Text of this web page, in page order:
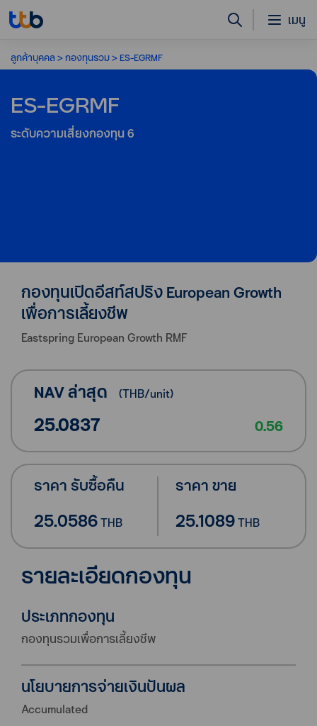
เมนู
ลูกค้าบุคคล กองทุนรวม ES-EGRMF
ES-EGRMF
ระดับความเสี่ยงกองทุน 6
กองทุนเปิดอีสท์สปริง European Growth
เพื่อการเลี้ยงชีพ
Eastspring European Growth RMF
NAV ล่าสุด (THB/unit)
25.0837 0.56
ราคา รับซื้อคืน
25.0586THB
ราคา ขาย
25.1089THB
รายละเอียดกองทุน
ประเภทกองทุน
กองทุนรวมเพื่อการเลี้ยงชีพ
นโยบายการจ่ายเงินปันผล
Accumulated